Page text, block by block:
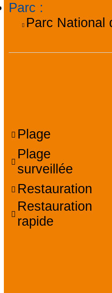
Parc :
Parc National
Plage
Plage
surveillée
Restauration
Restauration
rapide